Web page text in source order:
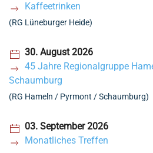
Kaffeetrinken
(RG Lüneburger Heide)
30. August 2026
45 Jahre Regionalgruppe
Schaumburg
(RG Hameln / Pyrmont / Schaumburg)
03. September 2026
Monatliches Treffen